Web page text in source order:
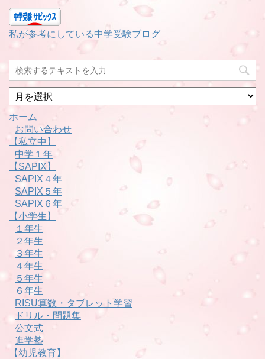
私が参考にしている中学受験ブログ
月
別
ホーム
お問い合わせ
【私立中】
中学１年
【SAPIX】
SAPIX４年
SAPIX５年
SAPIX６年
【小学生】
１年生
２年生
３年生
４年生
５年生
６年生
RISU算数・タブレット学習
ドリル・問題集
公文式
進学塾
【幼児教育】